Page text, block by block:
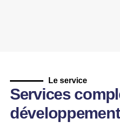
Le service
Services